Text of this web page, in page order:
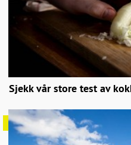
Sjekk vår store test av